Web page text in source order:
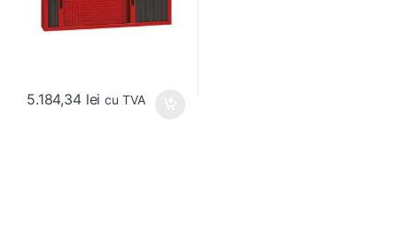
5.184,34 lei cu TVA